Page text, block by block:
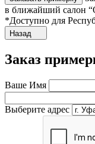
в ближайший салон
*Доступно для
Назад
Заказ
Ваше Имя
Выберите адрес